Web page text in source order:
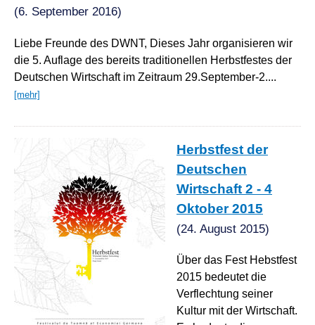
(6. September 2016)
Liebe Freunde des DWNT, Dieses Jahr organisieren wir
die 5. Auflage des bereits traditionellen Herbstfestes der
Deutschen Wirtschaft im Zeitraum 29.September-2....
[mehr]
Herbstfest der
Deutschen
Wirtschaft 2 - 4
Oktober 2015
(24. August 2015)
Über das Fest Hebstfest
2015 bedeutet die
Verflechtung seiner
Kultur mit der Wirtschaft.